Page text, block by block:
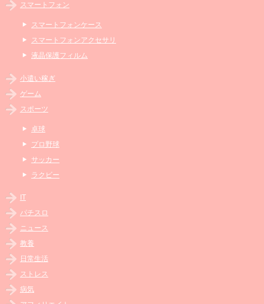
スマートフォン
スマートフォンケース
スマートフォンアクセサリ
液晶保護フィルム
小遣い稼ぎ
ゲーム
スポーツ
卓球
プロ野球
サッカー
ラクビー
IT
パチスロ
ニュース
教養
日常生活
ストレス
病気